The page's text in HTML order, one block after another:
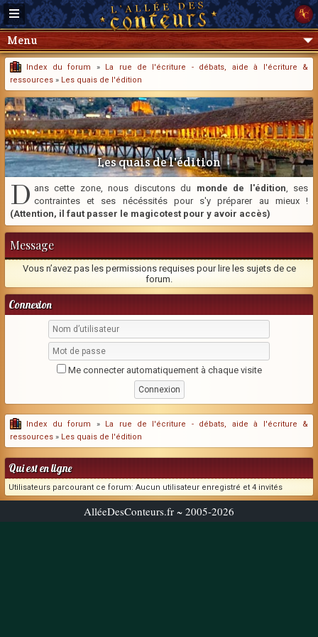
Menu
Index du forum » La rue de l'écriture - débats, aide à l'écriture &
ressources » Les quais de l'édition
Les quais de l'édition
D ans cette zone, nous discutons du monde de l'édition, ses
contraintes et ses nécéssités pour s'y préparer au mieux !
(Attention, il faut passer le magicotest pour y avoir accès)
Message
Vous n’avez pas les permissions requises pour lire les sujets de ce
forum.
Connexion
Me connecter automatiquement à chaque visite
Index du forum » La rue de l'écriture - débats, aide à l'écriture &
ressources » Les quais de l'édition
Qui est en ligne
Utilisateurs parcourant ce forum: Aucun utilisateur enregistré et 4 invités
AlléeDesConteurs.fr ~ 2005-2026